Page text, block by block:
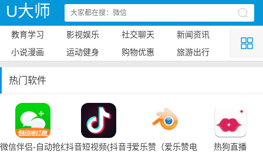
U大师
教育学习 影视娱乐 社交聊天
新闻资讯
小说漫画
运动健身 购物优惠 旅游出行
热门软件
微信伴侣-自动抢红包抖音短视频(抖音手机下载)爱乐赞（爱乐赞电脑手机下载）
热狗直播